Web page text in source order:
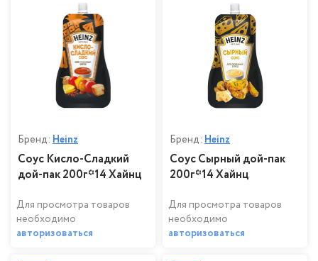
Бренд: Heinz
Соус Кисло-Сладкий
дой-пак 200г*14 Хайнц
Для просмотра товаров
необходимо
авторизоваться
Бренд: Heinz
Соус Сырный дой-пак
200г*14 Хайнц
Для просмотра товаров
необходимо
авторизоваться